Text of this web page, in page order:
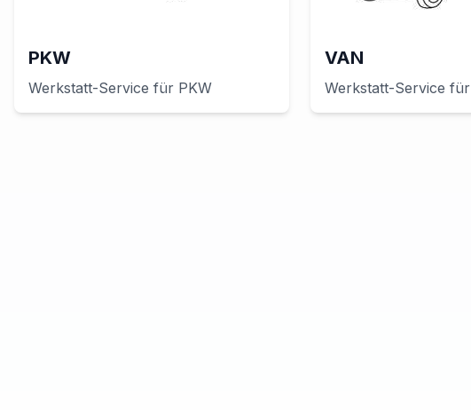
PKW
Werkstatt-Service für PKW
VAN
Werkstatt-Service für